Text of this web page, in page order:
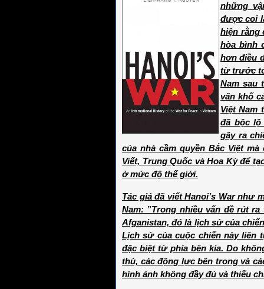
những
được coi
hiện rằng
hòa bình
hơn điều
từ trước
Nam sau
văn khố
Việt Nam
đã bộc lộ
gây ra
của nhà cầm quyền Bắc Việt
Viết, Trung Quốc và Hoa Kỳ để
ở mức độ thế giới.
Tác giả đã viết Hanoi’s War như
Nam: ”Trong nhiều vấn đề rút
Afganistan, đó là lịch sử của
Lịch sử của cuộc chiến này liên
đặc biệt từ phía bên kia. Do
thù, các động lực bên trong và
hình ảnh không đầy đủ và thiếu